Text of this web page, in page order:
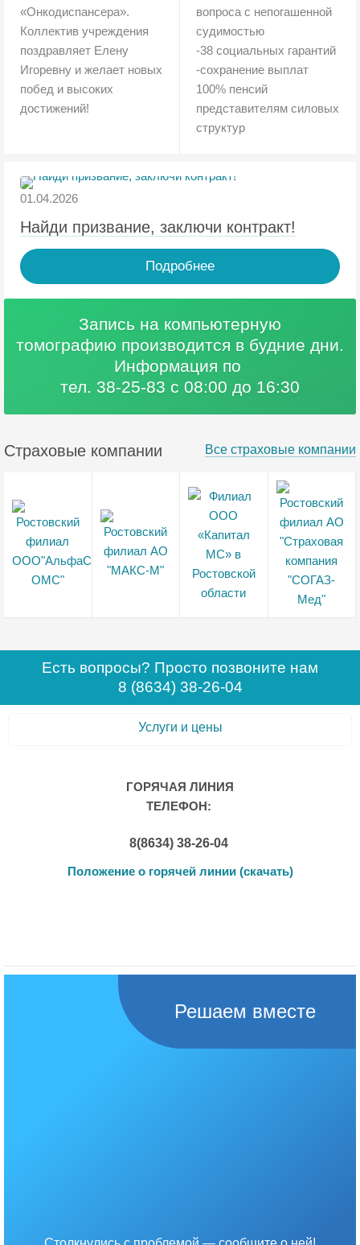
«Онкодиспансера».
Коллектив учреждения
поздравляет Елену
Игоревну и желает новых
побед и высоких
достижений!
вопроса с непогашенной
судимостью
-38 социальных гарантий
-сохранение выплат
100% пенсий
представителям силовых
структур
01.04.2026
Найди призвание, заключи контракт!
Подробнее
Запись на компьютерную
томографию производится в будние дни.
Информация по
тел. 38-25-83 с 08:00 до 16:30
Страховые компании Все страховые компании
Есть вопросы? Просто позвоните нам
8 (8634) 38-26-04
Услуги и цены
ГОРЯЧАЯ ЛИНИЯ
ТЕЛЕФОН:
8(8634) 38-26-04
Положение о горячей линии (скачать)
Решаем вместе